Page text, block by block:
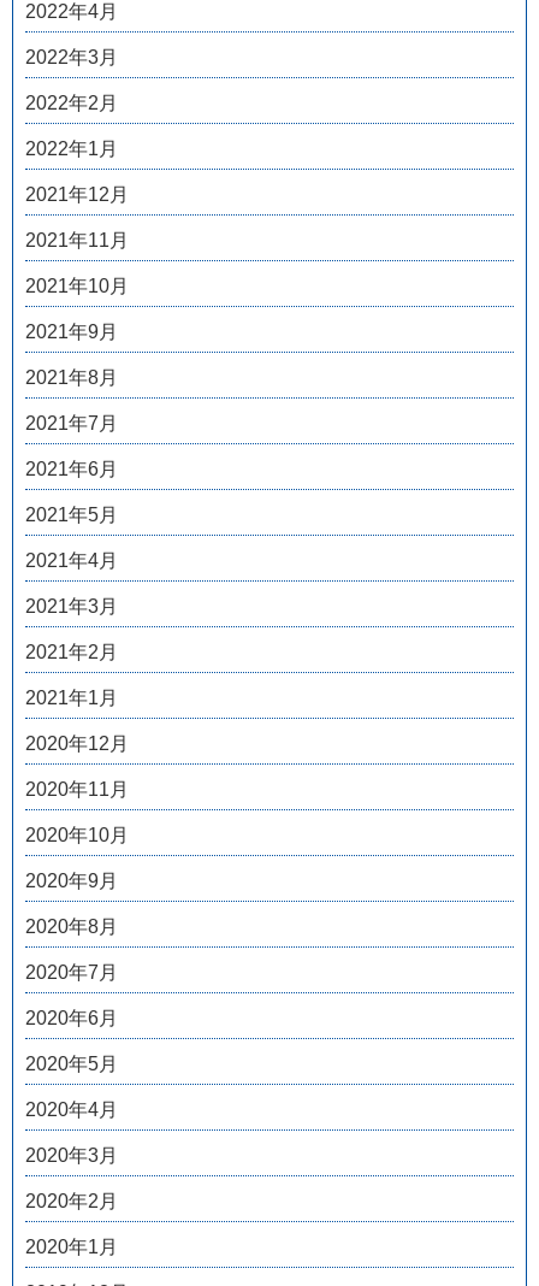
2022年4月
2022年3月
2022年2月
2022年1月
2021年12月
2021年11月
2021年10月
2021年9月
2021年8月
2021年7月
2021年6月
2021年5月
2021年4月
2021年3月
2021年2月
2021年1月
2020年12月
2020年11月
2020年10月
2020年9月
2020年8月
2020年7月
2020年6月
2020年5月
2020年4月
2020年3月
2020年2月
2020年1月